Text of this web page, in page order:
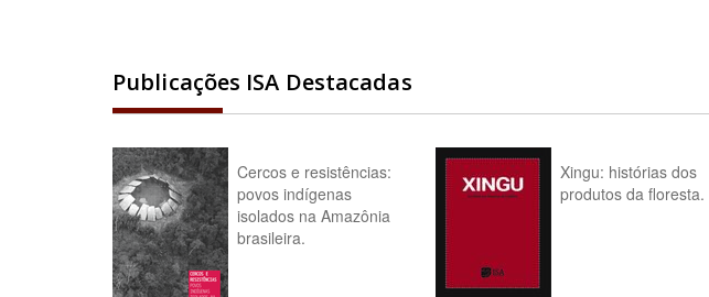
Publicações ISA Destacadas
Cercos e resistências:
povos indígenas
isolados na Amazônia
brasileira.
Xingu: histórias dos
produtos da floresta.